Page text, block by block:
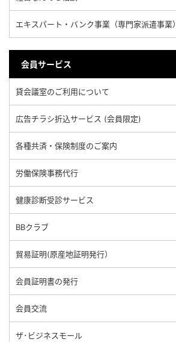
エキスパート・バンク事業（専門家派遣事業）
会員サービス
貸会議室のご利用について
広告チラシ折込サービス (会員限定)
各種共済・保険制度のご案内
労働保険事務代行
健康診断受診サービス
BBクラブ
貿易証明(原産地証明発行）
会員証明書の発行
会員交流
ザ･ビジネスモール